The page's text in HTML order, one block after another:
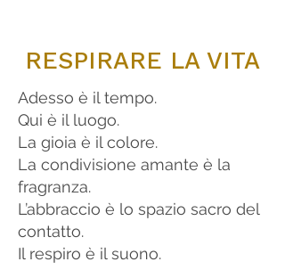
RESPIRARE LA VITA
Adesso è il tempo.
Qui è il luogo.
La gioia è il colore.
La condivisione amante è la
fragranza.
L’abbraccio è lo spazio sacro del
contatto.
Il respiro è il suono.